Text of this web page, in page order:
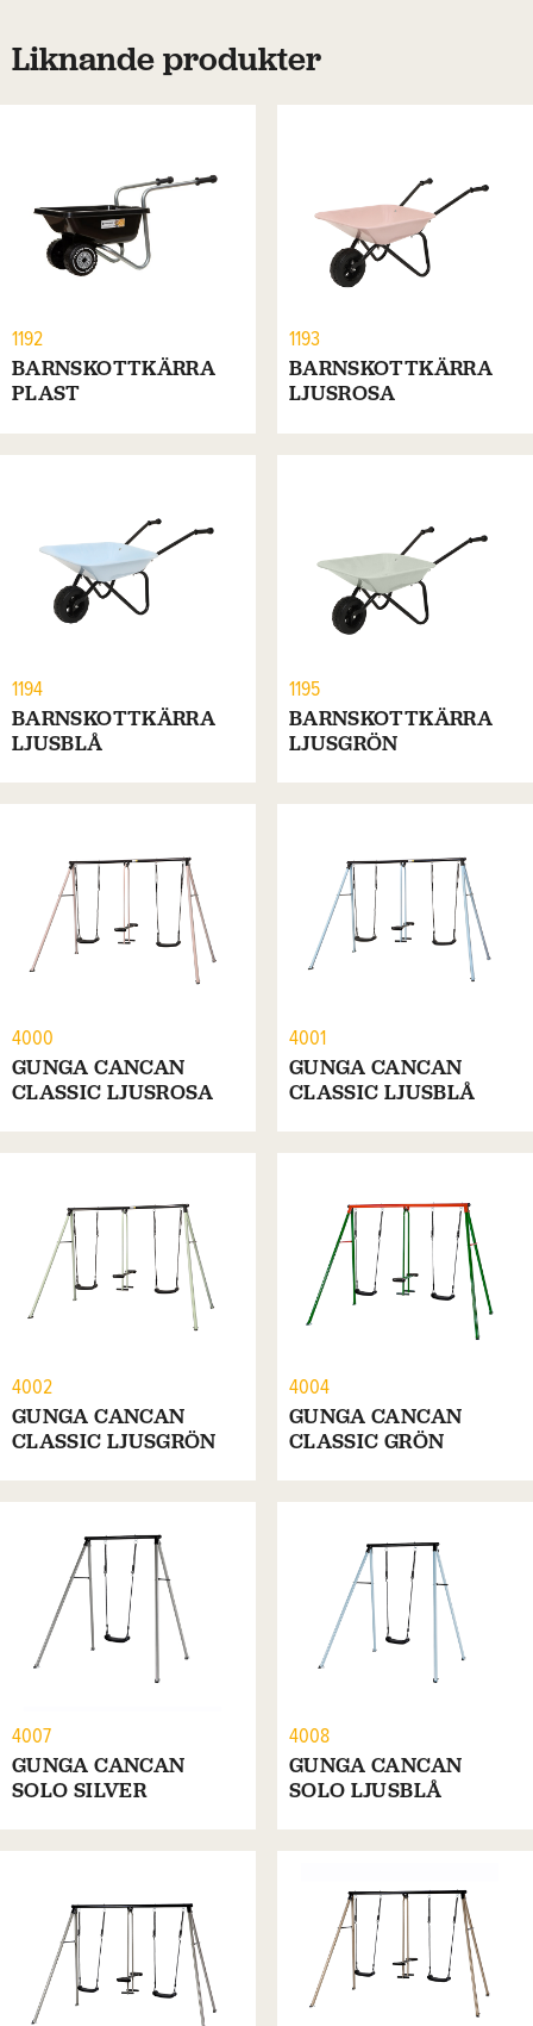
Liknande produkter
1192
BARNSKOTTKÄRRA
PLAST
1193
BARNSKOTTKÄRRA
LJUSROSA
1194
BARNSKOTTKÄRRA
LJUSBLÅ
1195
BARNSKOTTKÄRRA
LJUSGRÖN
4000
GUNGA CANCAN
CLASSIC LJUSROSA
4001
GUNGA CANCAN
CLASSIC LJUSBLÅ
4002
GUNGA CANCAN
CLASSIC LJUSGRÖN
4004
GUNGA CANCAN
CLASSIC GRÖN
4007
GUNGA CANCAN
SOLO SILVER
4008
GUNGA CANCAN
SOLO LJUSBLÅ